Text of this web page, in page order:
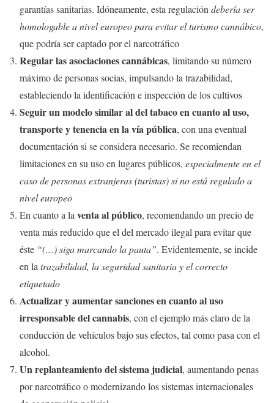
garantías sanitarias. Idóneamente, esta regulación debería ser
homologable a nivel europeo para evitar el turismo cannábico,
que podría ser captado por el narcotráfico
Regular las asociaciones cannábicas, limitando su número
máximo de personas socias, impulsando la trazabilidad,
estableciendo la identificación e inspección de los cultivos
Seguir un modelo similar al del tabaco en cuanto al uso,
transporte y tenencia en la vía pública, con una eventual
documentación si se considera necesario. Se recomiendan
limitaciones en su uso en lugares públicos, especialmente en el
caso de personas extranjeras (turistas) si no está regulado a
nivel europeo
En cuanto a la venta al público, recomendando un precio de
venta más reducido que el del mercado ilegal para evitar que
éste “(…) siga marcando la pauta”. Evidentemente, se incide
en la trazabilidad, la seguridad sanitaria y el correcto
etiquetado
Actualizar y aumentar sanciones en cuanto al uso
irresponsable del cannabis, con el ejemplo más claro de la
conducción de vehículos bajo sus efectos, tal como pasa con el
alcohol.
Un replanteamiento del sistema judicial, aumentando penas
por narcotráfico o modernizando los sistemas internacionales